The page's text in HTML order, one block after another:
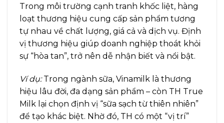
Trong môi trường cạnh tranh khốc liệt, hàng
loạt thương hiệu cung cấp sản phẩm tương
tự nhau về chất lượng, giá cả và dịch vụ. Định
vị thương hiệu giúp doanh nghiệp thoát khỏi
sự “hòa tan”, trở nên dễ nhận biết và nổi bật.
Ví dụ:Trong ngành sữa, Vinamilk là thương
hiệu lâu đời, đa dạng sản phẩm – còn TH True
Milk lại chọn định vị “sữa sạch từ thiên nhiên”
để tạo khác biệt. Nhờ đó, TH có một “vị trí”